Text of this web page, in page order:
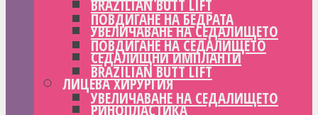
BRAZILIAN BUTT LIFT
УВЕЛИЧАВАНЕ НА СЕДАЛИЩЕТО
СЕДАЛИЩНИ ИМПЛАНТИ
ЛИЦЕВА ХИРУРГИЯ
РИНОПЛАСТИКА
ПОВДИГАНЕ НА БЕДРАТА
ПОВДИГАНЕ НА СЕДАЛИЩЕТО
BRAZILIAN BUTT LIFT
УВЕЛИЧАВАНЕ НА СЕДАЛИЩЕТО